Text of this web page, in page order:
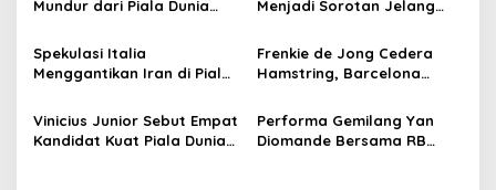
Mundur dari Piala Dunia
Menjadi Sorotan Jelang
Spekulasi Italia
Menggantikan Iran di Piala
Frenkie de Jong Cedera
Hamstring, Barcelona
Vinicius Junior Sebut Empat
Kandidat Kuat Piala Dunia
Performa Gemilang Yan
Diomande Bersama RB